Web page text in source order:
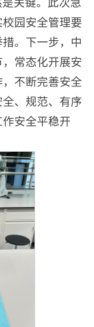
关键。此次急
园安全管理要
。下一步，中
常态化开展安
不断完善安全
、规范、有序
安全平稳开